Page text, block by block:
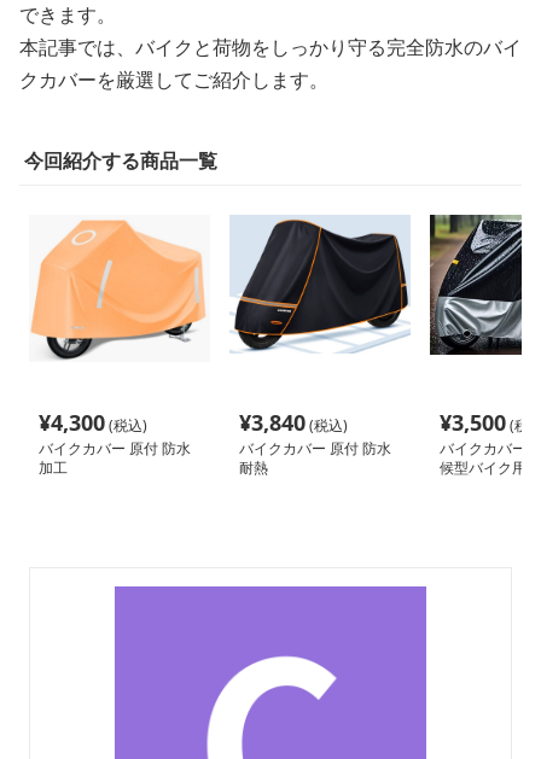
できます。
本記事では、バイクと荷物をしっかり守る完全防水のバイ
クカバーを厳選してご紹介します。
今回紹介する商品一覧
¥4,300(税込)
バイクカバー 原付 防水
加工
¥3,840(税込)
バイクカバー 原付 防水
耐熱
¥3,500(税
バイクカバー
候型バイク用